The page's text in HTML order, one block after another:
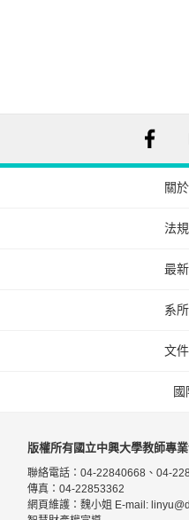
關
法
最
系
文
版權所有國立中興大學教師專
聯絡電話：04-22840668、04-
傳真：04-22853362
網頁維護：魏小姐 E-mail: